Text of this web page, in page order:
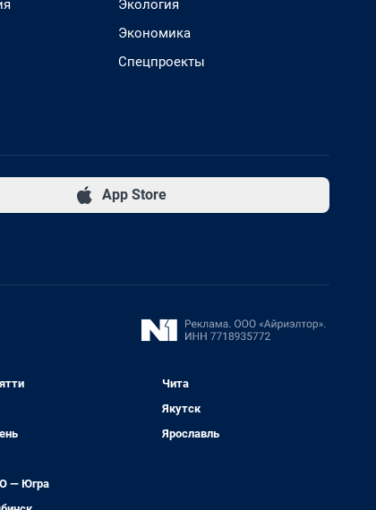
Экология
Экономика
Спецпроекты
App Store
— Югра
Чита
Якутск
Ярославль